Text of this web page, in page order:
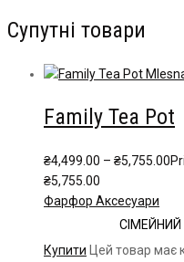
Супутні товари
Family Tea Pot
₴4,499.00 – ₴5,755.00
₴5,755.00
Фарфор Аксесуари
Купити Цей товар має